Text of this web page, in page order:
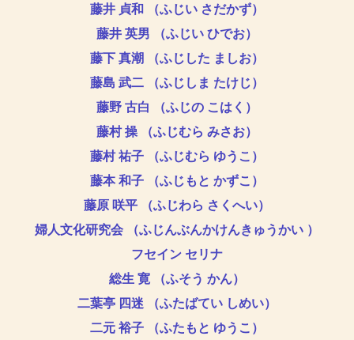
藤井 貞和 （ふじい さだかず）
藤井 英男 （ふじい ひでお）
藤下 真潮 （ふじした ましお）
藤島 武二 （ふじしま たけじ）
藤野 古白 （ふじの こはく）
藤村 操 （ふじむら みさお）
藤村 祐子 （ふじむら ゆうこ）
藤本 和子 （ふじもと かずこ）
藤原 咲平 （ふじわら さくへい）
婦人文化研究会 （ふじんぶんかけんきゅうかい ）
フセイン セリナ
総生 寛 （ふそう かん）
二葉亭 四迷 （ふたばてい しめい）
二元 裕子 （ふたもと ゆうこ）